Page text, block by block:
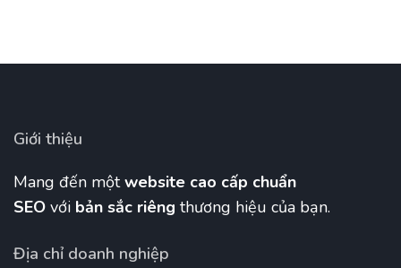
Giới thiệu
Mang đến mộtwebsite cao cấp chuẩn
SEO với bản sắc riêng thương hiệu của bạn.
Địa chỉ doanh nghiệp